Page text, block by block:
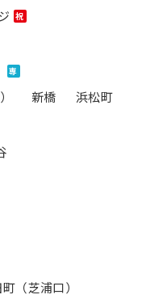
祝
専
新橋 浜松町
（芝浦口）